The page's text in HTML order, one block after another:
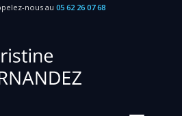
nous au05 62 26 07 68